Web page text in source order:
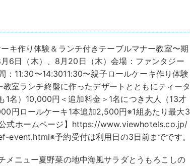
キ作り体験＆ランチ付きテーブルマナー教室〜期
6日（木）、8月20日（木）会場：ファンタジー
：11:30〜14:3011:30〜親子ロールケーキ作り体験
室ランチ終盤に作ったデザートとともにティータ
1名）10,000円＜追加料金＞1名につき大人（13才
円ロールケーキ1本追加2,500円※1組あたり最大3
式ホームページ】https://www.viewhotels.co.jp/
予約受付は利用日の3日前までです。
メニュー夏野菜の地中海風サラダとうもろこしの